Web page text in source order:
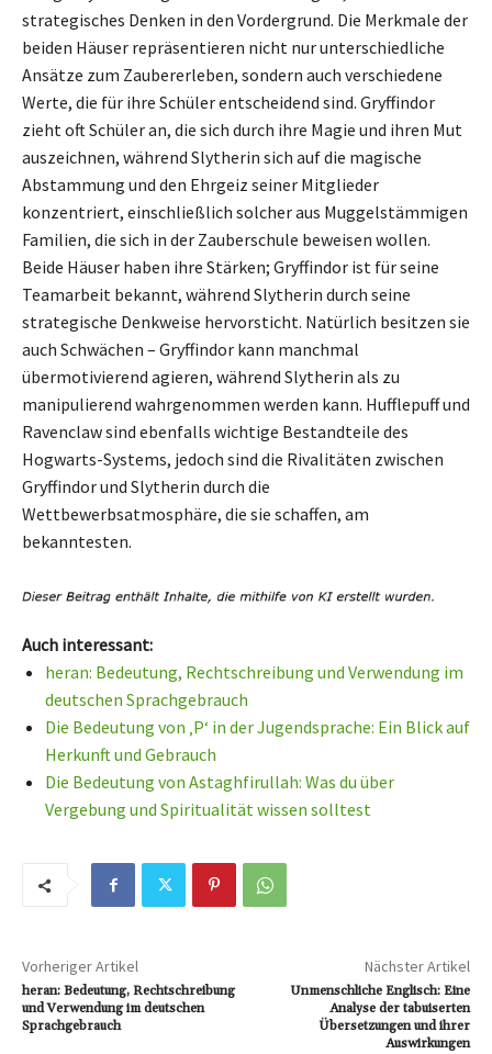
strategisches Denken in den Vordergrund. Die Merkmale der
beiden Häuser repräsentieren nicht nur unterschiedliche
Ansätze zum Zaubererleben, sondern auch verschiedene
Werte, die für ihre Schüler entscheidend sind. Gryffindor
zieht oft Schüler an, die sich durch ihre Magie und ihren Mut
auszeichnen, während Slytherin sich auf die magische
Abstammung und den Ehrgeiz seiner Mitglieder
konzentriert, einschließlich solcher aus Muggelstämmigen
Familien, die sich in der Zauberschule beweisen wollen.
Beide Häuser haben ihre Stärken; Gryffindor ist für seine
Teamarbeit bekannt, während Slytherin durch seine
strategische Denkweise hervorsticht. Natürlich besitzen sie
auch Schwächen – Gryffindor kann manchmal
übermotivierend agieren, während Slytherin als zu
manipulierend wahrgenommen werden kann. Hufflepuff und
Ravenclaw sind ebenfalls wichtige Bestandteile des
Hogwarts-Systems, jedoch sind die Rivalitäten zwischen
Gryffindor und Slytherin durch die
Wettbewerbsatmosphäre, die sie schaffen, am
bekanntesten.
Auch interessant:
heran: Bedeutung, Rechtschreibung und Verwendung im
deutschen Sprachgebrauch
Die Bedeutung von ‚P‘ in der Jugendsprache: Ein Blick auf
Herkunft und Gebrauch
Die Bedeutung von Astaghfirullah: Was du über
Vergebung und Spiritualität wissen solltest
Vorheriger Artikel
heran: Bedeutung, Rechtschreibung
und Verwendung im deutschen
Sprachgebrauch
Nächster Artikel
Unmenschliche Englisch: Eine
Analyse der tabuiserten
Übersetzungen und ihrer
Auswirkungen